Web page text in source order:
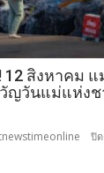
12 สิงหาคม
ญวันแม่แห่ง
ปิ